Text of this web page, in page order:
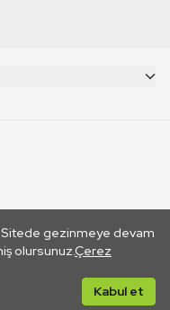
Sitede gezinmeye devam
olursunuz.Çerez
Kabul et
yoluyla gidilen dış